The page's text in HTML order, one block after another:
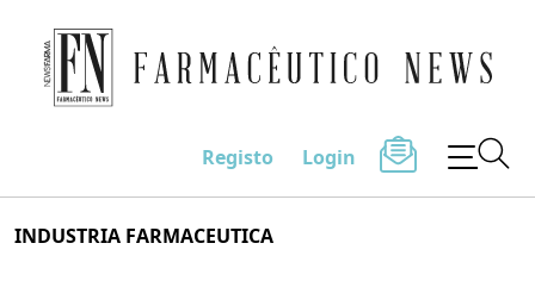
to
Farmacêutico News
Registo Login
INDUSTRIA FARMACEUTICA